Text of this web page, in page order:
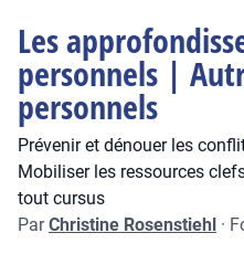
Les
personnels |
personnels
Prévenir et dénouer les
Mobiliser les ressources
tout cursus
ParChristine Rosenstiehl ·